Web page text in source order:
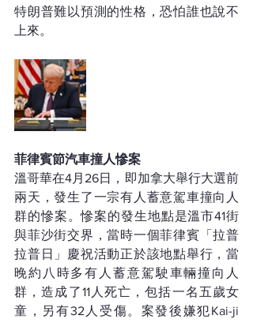
特朗普難以預測的性格，恐怕誰也說不
上來。
菲律賓節汽車撞人慘案
溫哥華在4月26日，即加拿大舉行大選前
兩天，發生了一宗有人蓄意駕車撞向人
群的慘案。慘案的發生地點是溫市41街
與菲沙街交界，當時一個菲律賓「拉普
拉普日」慶祝活動正於該地點舉行，當
晚約八時多有人蓄意駕駛車輛撞向人
群，造成了11人死亡，包括一名五歲女
童，另有32人受傷。案發後嫌犯Kai-ji